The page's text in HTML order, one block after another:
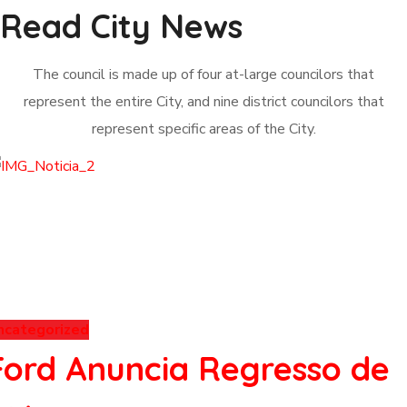
Read City News
The council is made up of four at-large councilors that
represent the entire City, and nine district councilors that
represent specific areas of the City.
Anuncia Regresso de